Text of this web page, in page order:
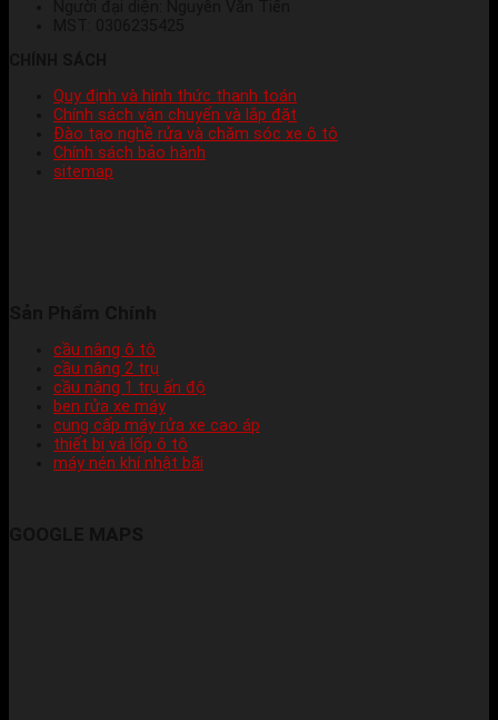
Quy định và hình thức thanh toán
Chính sách vận chuyển và lắp đặt
Đào tạo nghề rửa và chăm sóc xe ô tô
Chính sách bảo hành
sitemap
cầu nâng ô tô
cầu nâng 2 trụ
cầu nâng 1 trụ ấn độ
ben rửa xe máy
cung cấp máy rửa xe cao áp
thiết bị vá lốp ô tô
máy nén khí nhật bãi